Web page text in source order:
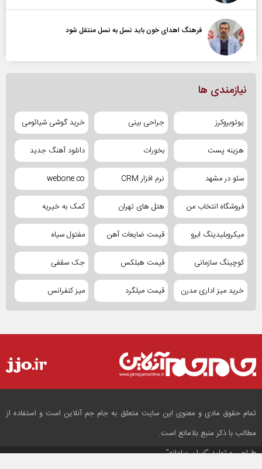
فرهنگ اهدای خون باید نسل به نسل منتقل شود
نیازمندی ها
یوتوبروکرز جراحی بینی خرید گوشی شیائومی
هزینه پست بخورات دانلود آهنگ جدید
سئو در مشهد نرم افزار CRM webone.co
فروشگاه انتخاب من هتل های تهران کمک به خیریه
میکروبلیدینگ ابرو قیمت ضایعات آهن مفتول سیاه
کوچینگ سازمانی قیمت هبلکس جک سقفی
خرید میز اداری مدرن قیمت میلگرد میز کنفرانس
تمام حقوق مادی و معنوی این سایت متعلق به جام جم آنلاین است و استفاده از
مطالب با ذکر منبع بلامانع است.
طراحی و تولید"ایران سامانه"